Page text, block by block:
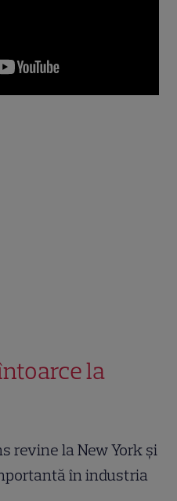
la
revine la New York și
în industria